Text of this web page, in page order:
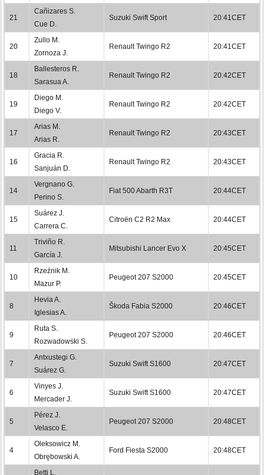
21
Cañizares S.
Cue D.
Suzuki Swift Sport 20:41CET
20
Zullo M.
Zornoza J.
Renault Twingo R2 20:41CET
18
Ballesteros R.
Sarasua A.
Renault Twingo R2 20:42CET
19
Diego M.
Diego V.
Renault Twingo R2 20:42CET
17
Arias M.
Arias R.
Renault Twingo R2 20:43CET
16
Gracia R.
Sanjuán D.
Renault Twingo R2 20:43CET
14
Vergnano G.
Perino S.
Fiat 500 Abarth R3T 20:44CET
15
Suárez J.
Carrera C.
Citroën C2 R2 Max 20:44CET
11
Triviño R.
García J.
Mitsubishi Lancer Evo X 20:45CET
10
Rzeźnik M.
Mazur P.
Peugeot 207 S2000 20:45CET
8
Hevia A.
Iglesias A.
Škoda Fabia S2000 20:46CET
9
Ruta S.
Rozwadowski S.
Peugeot 207 S2000 20:46CET
7
Antxustegi G.
Suárez G.
Suzuki Swift S1600 20:47CET
6
Vinyes J.
Mercader J.
Suzuki Swift S1600 20:47CET
5
Pérez J.
Velasco E.
Peugeot 207 S2000 20:48CET
4
Oleksowicz M.
Obrębowski A.
Ford Fiesta S2000 20:48CET
Betti L.